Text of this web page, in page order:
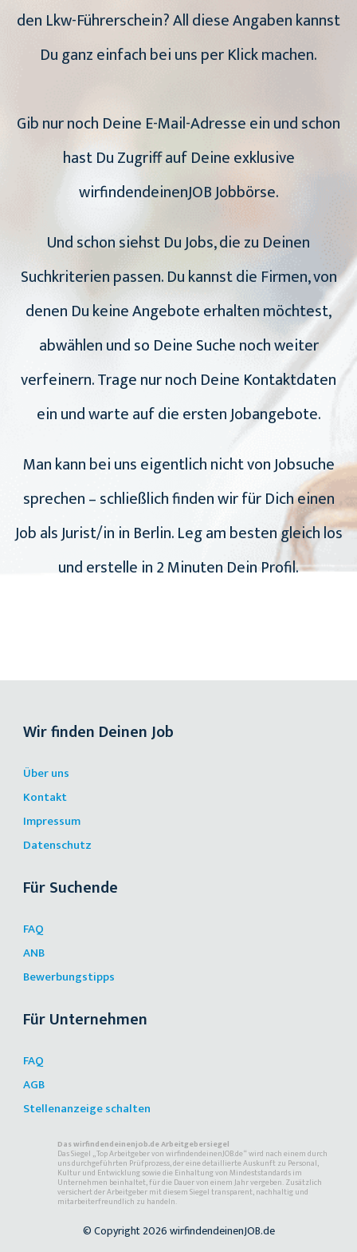
den Lkw-Führerschein? All diese Angaben kannst
Du ganz einfach bei uns per Klick machen.
Gib nur noch Deine E-Mail-Adresse ein und schon
hast Du Zugriff auf Deine exklusive
wirfindendeinenJOB Jobbörse.
Und schon siehst Du Jobs, die zu Deinen
Suchkriterien passen. Du kannst die Firmen, von
denen Du keine Angebote erhalten möchtest,
abwählen und so Deine Suche noch weiter
verfeinern. Trage nur noch Deine Kontaktdaten
ein und warte auf die ersten Jobangebote.
Man kann bei uns eigentlich nicht von Jobsuche
sprechen – schließlich finden wir für Dich einen
Job als Jurist/in in Berlin. Leg am besten gleich los
und erstelle in 2 Minuten Dein Profil.
Wir finden Deinen Job
Über uns
Kontakt
Impressum
Datenschutz
Für Suchende
FAQ
ANB
Bewerbungstipps
Für Unternehmen
FAQ
AGB
Stellenanzeige schalten
Das wirfindendeinenjob.de Arbeitgebersiegel
Das Siegel „Top Arbeitgeber von wirfindendeinenJOB.de“ wird nach einem durch
uns durchgeführten Prüfprozess, der eine detaillierte Auskunft zu Personal,
Kultur und Entwicklung sowie die Einhaltung von Mindeststandards im
Unternehmen beinhaltet, für die Dauer von einem Jahr vergeben. Zusätzlich
versichert der Arbeitgeber mit diesem Siegel transparent, nachhaltig und
mitarbeiterfreundlich zu handeln.
© Copyright 2026 wirfindendeinenJOB.de